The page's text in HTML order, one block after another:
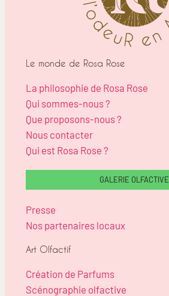
Le monde de Rosa Rose
La philosophie de Rosa Rose
Qui sommes-nous ?
Que proposons-nous ?
Nous contacter
Qui est Rosa Rose ?
GALERIE OLFACTIVE
Presse
Nos partenaires locaux
Art Olfactif
Création de Parfums
Scénographie olfactive